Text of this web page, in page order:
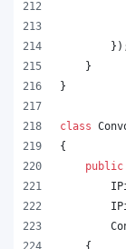
} )
}
}
class
{
public
{